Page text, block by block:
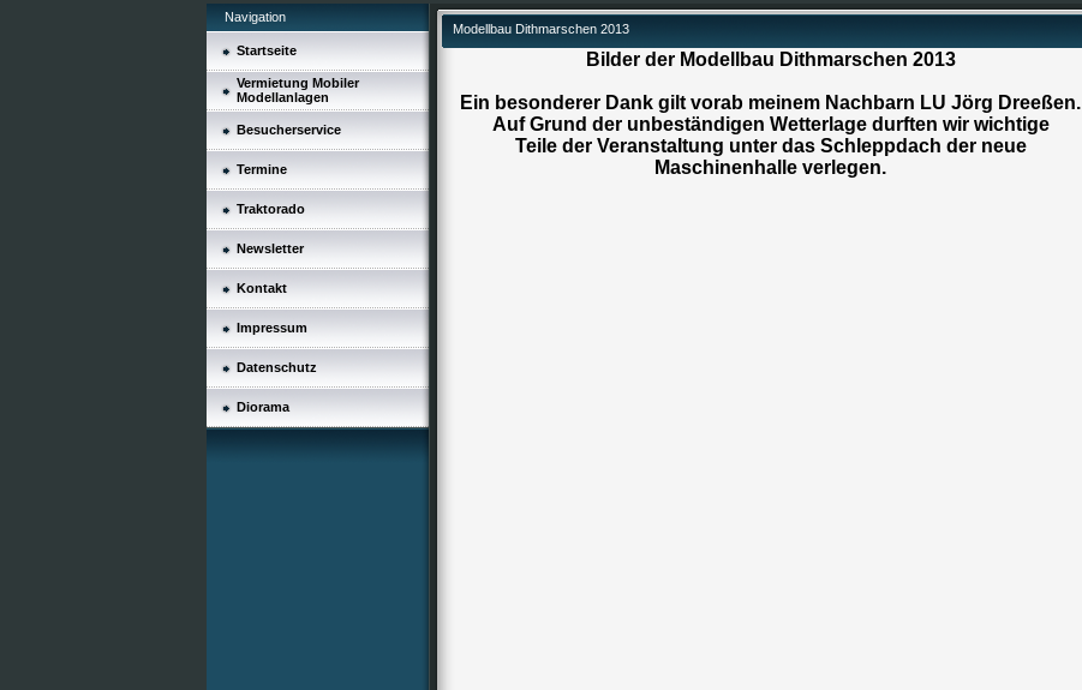
Navigation
Startseite
Vermietung Mobiler
Modellanlagen
Besucherservice
Termine
Traktorado
Newsletter
Kontakt
Impressum
Datenschutz
Diorama
Modellbau Dithmarschen 2013
Bilder der Modellbau Dithmarschen 2013
Ein besonderer Dank gilt vorab meinem Nachbarn LU Jörg Dreeßen.
Auf Grund der unbeständigen Wetterlage durften wir wichtige
Teile der Veranstaltung unter das Schleppdach der neue
Maschinenhalle verlegen.